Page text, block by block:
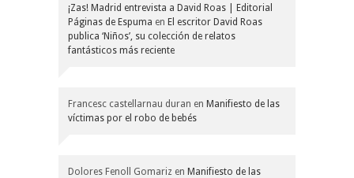
¡Zas! Madrid entrevista a David Roas | Editorial
Páginas de Espuma en El escritor David Roas
publica ‘Niños’, su colección de relatos
fantásticos más reciente
Francesc castellarnau duran en Manifiesto de las
víctimas por el robo de bebés
Dolores Fenoll Gomariz en Manifiesto de las